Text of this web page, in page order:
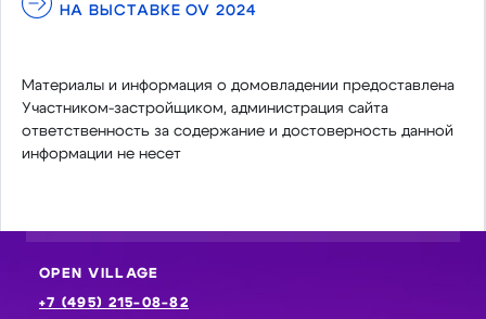
НА ВЫСТАВКЕ OV 2024
Материалы и информация о домовладении предоставлена
Участником-застройщиком, администрация сайта
ответственность за содержание и достоверность данной
информации не несет
OPEN VILLAGE
+7 (495) 215-08-82